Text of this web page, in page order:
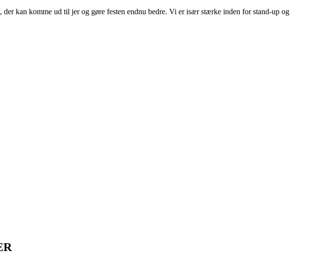
kan komme ud til jer og gøre festen endnu bedre. Vi er især stærke inden for stand-up og